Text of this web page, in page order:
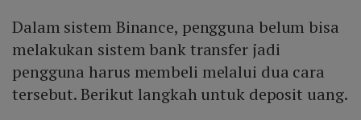
Dalam sistem Binance, pengguna belum bisa
melakukan sistem bank transfer jadi
pengguna harus membeli melalui dua cara
tersebut. Berikut langkah untuk deposit uang.